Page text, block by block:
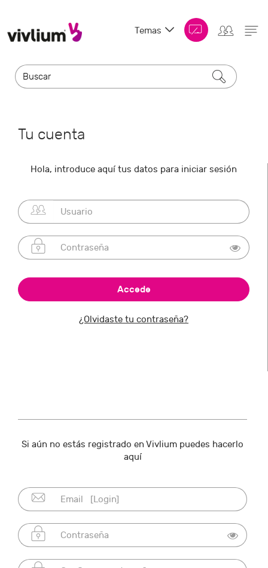
Temas
Tu cuenta
Hola, introduce aquí tus datos para iniciar sesión
¿Olvidaste tu contraseña?
Si aún no estás registrado en Vivlium puedes hacerlo
aquí